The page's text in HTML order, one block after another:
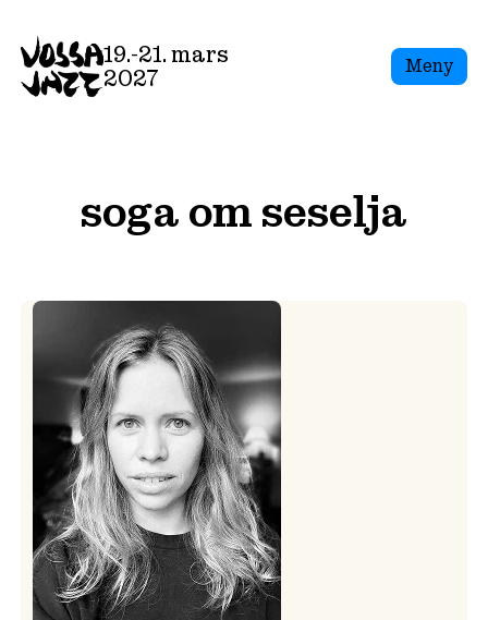
to
content
19.-21. mars
2027
Meny
soga om seselja